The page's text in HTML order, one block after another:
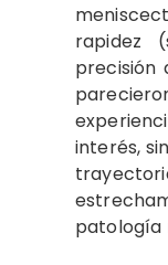
rapidez
precisión
interés,
patología